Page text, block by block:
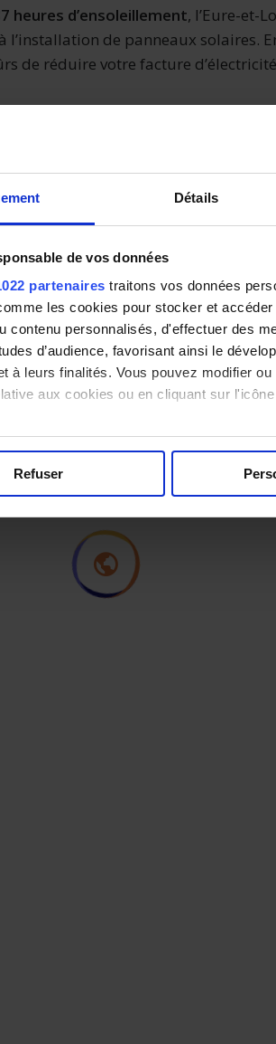
Détails
de vos données
partenaires traitons vos données
les cookies pour stocker et
contenu personnalisés, d'effectuer des
d’audience, favorisant ainsi le
à leurs finalités. Vous pouvez modifier
aux cookies ou en cliquant sur
nous aimerions également :
votre appareil en l'analysant
plus sur le traitement de vos données
pouvez modifier ou retirer votre
permettent de personnaliser le
Refuser
heures d’ensoleillement, l’Eure-et-
de panneaux solaires.
de réduire votre facture